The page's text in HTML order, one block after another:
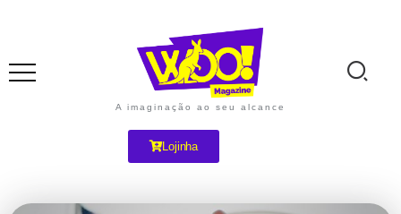
A imaginação ao seu alcance
Lojinha